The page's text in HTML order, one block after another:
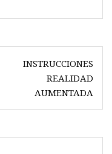
INSTRUCCIONES
REALIDAD
AUMENTADA